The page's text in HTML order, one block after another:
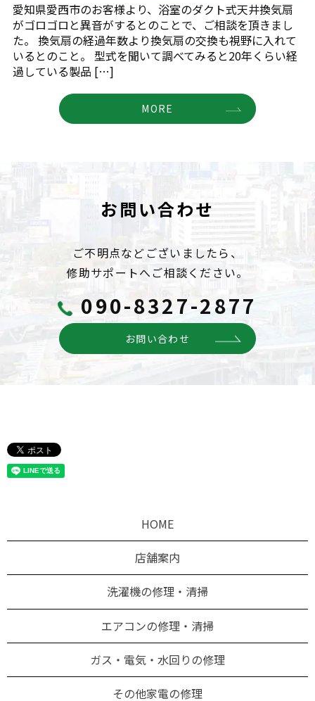
愛知県愛西市のお客様より、浴室のダクト式天井換気扇
がゴロゴロと異音がするとのことで、ご相談を頂きまし
た。 換気扇の経過年数より換気扇の交換も視野に入れて
いるとのこと。 型式を聞いて調べてみると20年くらい経
過している製品 […]
MORE
お問い合わせ
ご不明点などございましたら、
修助サポートへご相談ください。
090-8327-2877
お問い合わせ
HOME
店舗案内
洗濯機の修理・清掃
エアコンの修理・清掃
ガス・電気・水回りの修理
その他家電の修理